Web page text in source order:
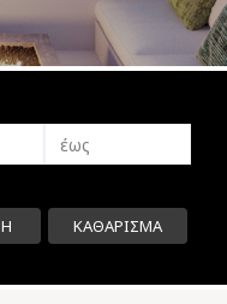
ΚΑΘΑΡΙΣΜΑ